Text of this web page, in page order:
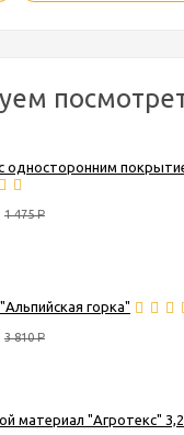
односторонним
1 475Р
горка"
3 810Р
материал "Агротекс"